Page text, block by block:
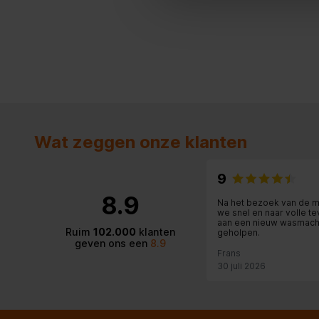
1
Wat zeggen onze klanten
8.9
Ruim 102.000 klanten
geven ons een8.9
9
Na het bezoek van de
we snel en naar volle
aan een nieuw
geholpen.
Frans
30 juli 2026